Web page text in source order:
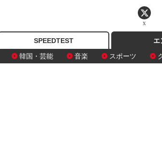
SPEEDTEST
エ
韓国・芸能 音楽 スポーツ
X